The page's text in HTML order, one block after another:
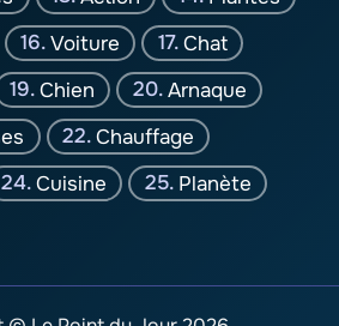
Voiture
Chat
Chien
Arnaque
Chauffage
Cuisine Planète